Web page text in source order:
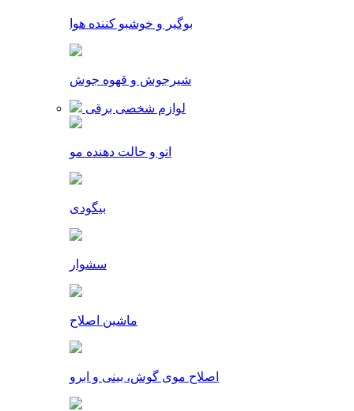
بوگیر و خوشبو کننده هوا
شیرجوش و قهوه جوش
لوازم شخصی برقی
اتو و حالت دهنده مو
بیگودی
سشوار
ماشین اصلاح
اصلاح موی گوش، بینی و ابرو